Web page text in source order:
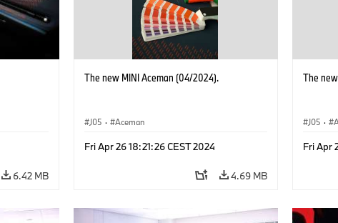
6.42 MB
The new MINI Aceman (04/2024).
J05 · Aceman
Fri Apr 26 18:21:26 CEST 2024
4.69 MB
The
J05 ·
Fri Apr